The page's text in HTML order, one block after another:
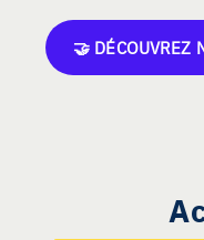
🤝 DÉCOUVREZ